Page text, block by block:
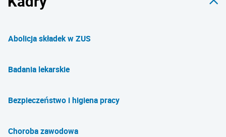
Abolicja składek w ZUS
Badania lekarskie
Bezpieczeństwo i higiena pracy
Choroba zawodowa